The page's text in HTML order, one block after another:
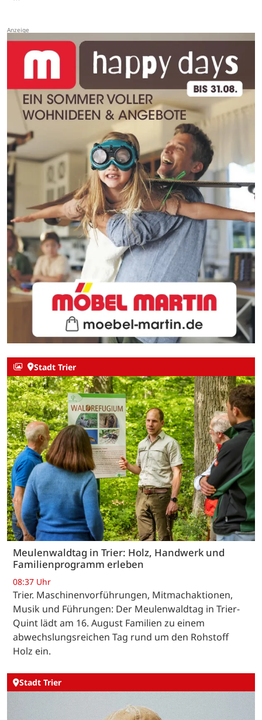
Stadt Trier
Meulenwaldtag in Trier: Holz, Handwerk und
Familienprogramm erleben
08:37 Uhr
Trier. Maschinenvorführungen, Mitmachaktionen,
Musik und Führungen: Der Meulenwaldtag in Trier-
Quint lädt am 16. August Familien zu einem
abwechslungsreichen Tag rund um den Rohstoff
Holz ein.
Stadt Trier